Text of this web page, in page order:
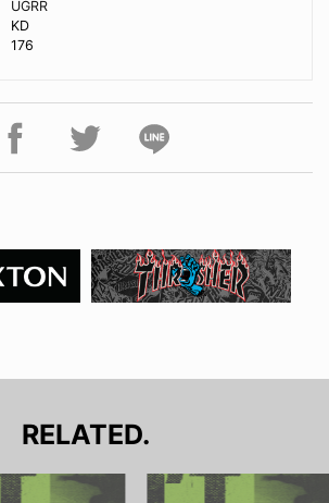
UGRR
KD
176
RELATED.